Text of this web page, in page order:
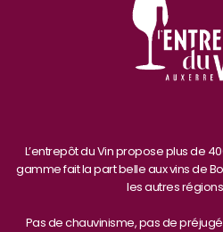
L’entrepôt du Vin propose plus de
gamme fait la part belle aux vins de
les autres
Pas de chauvinisme, pas de